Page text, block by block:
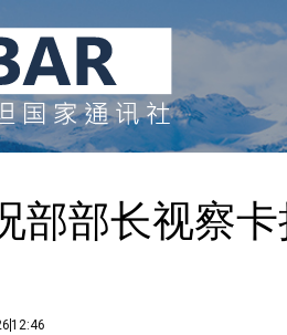
部部长视察
12:46